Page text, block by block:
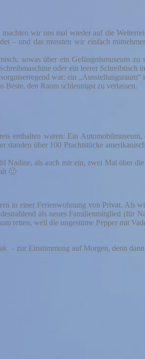
wir uns mal wieder auf die
– und das mussten wir einfach
sowas über ein Gefängnismuseum zu
oder ein leerer Schreibtisch
war: ein
den Raum schleunigst zu verlassen.
enthalten waren: Ein
über 100 Prachtstücke
Nadine, als auch mir ein, zwei Mal über
🙂
in einer Ferienwohnung von Privat. Als
als neues Familienmitglied (für
retten, weil die ungestüme Pepper mit
– zur Einstimmung auf Morgen, denn